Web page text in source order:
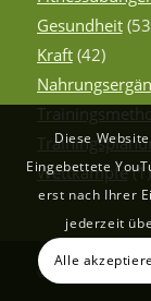
Gesundheit
Kraft(42)
Wettkämpfe(1)
© Copyright - Der
Diese
Eingebettete
erst nach Ihrer
jederzeit
Alle